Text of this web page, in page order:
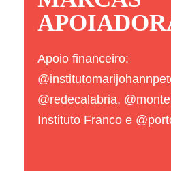
Apoio financeiro:
@redecalabria,
Instituto Franco e